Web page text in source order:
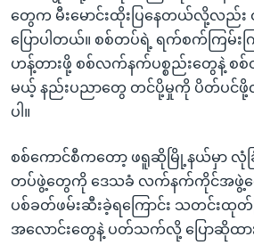
တွေက မီးမောင်းထိုးပြနေတယ်လို့လည်း ဝ
ပြောပါတယ်။ စစ်တပ်ရဲ့ ရက်စက်ကြ
ဟန့်တားဖို့ စစ်လက်နက်ပစ္စည်းတွေနဲ့
မယ့် နည်းပညာတွေ တင်ပို့မှုကို ပိတ်ပင်
ပါ။
စစ်ကောင်စီကတော့ ဖရူဆိုမြို့နယ်မှာ လုံ
တပ်ဖွဲ့တွေကို ဒေသခံ လက်နက်ကိုင်အ
ပစ်ခတ်ဖမ်းဆီးခဲ့ရကြောင်း သတင်းထုတ်
အလောင်းတွေနဲ့ ပတ်သက်လို့ ပြောဆိုထား